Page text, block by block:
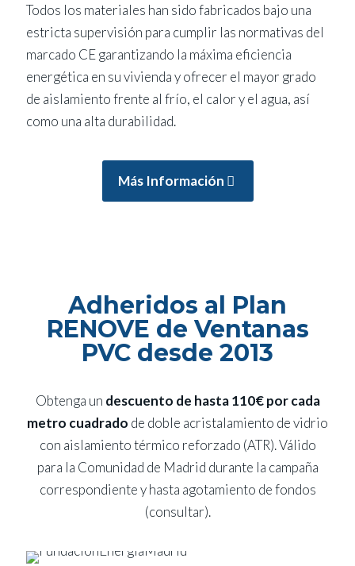
Todos los materiales han sido fabricados bajo una
estricta supervisión para cumplir las normativas del
marcado CE garantizando la máxima eficiencia
energética en su vivienda y ofrecer el mayor grado
de aislamiento frente al frío, el calor y el agua, así
como una alta durabilidad.
Más Información
Adheridos al Plan
RENOVE de Ventanas
PVC desde 2013
Obtenga un descuento de hasta 110€ por cada
metro cuadrado de doble acristalamiento de vidrio
con aislamiento térmico reforzado (ATR). Válido
para la Comunidad de Madrid durante la campaña
correspondiente y hasta agotamiento de fondos
(consultar).